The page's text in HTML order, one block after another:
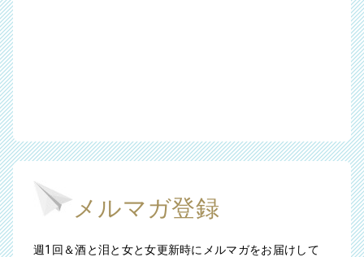
メルマガ登録
週1回＆酒と泪と女と女更新時にメルマガをお届けして